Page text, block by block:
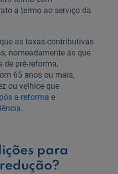
a termo ao serviço da
as taxas contributivas
nomeadamente as que
de pré-reforma,
65 anos ou mais,
ou velhice que
a reforma e
para